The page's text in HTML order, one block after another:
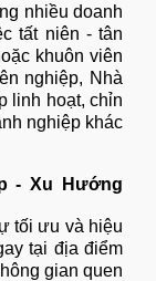
nhiều doanh
tất niên - tân
khuôn viên
nghiệp, Nhà
linh hoạt, chỉn
nghiệp khác
- Xu Hướng
tối ưu và hiệu
tại địa điểm
gian quen